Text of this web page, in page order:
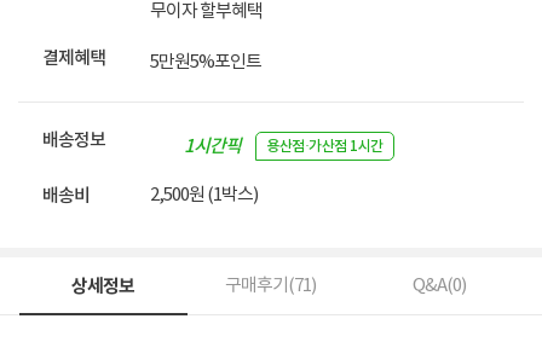
무이자 할부혜택
결제혜택 5만원5%포인트
배송정보
1시간픽
용산점·가산점 1시간
배송비 2,500원 (1박스)
상세정보 구매후기(71) Q&A(0)